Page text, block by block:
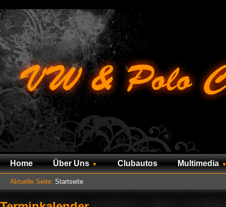
Home Über Uns Clubautos Multimedia
Aktuelle Seite: Startseite